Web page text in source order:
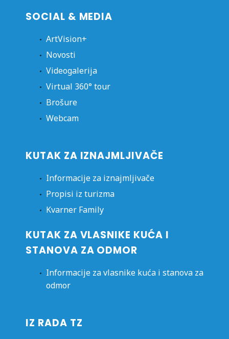
SOCIAL & MEDIA
ArtVision+
Novosti
Videogalerija
Virtual 360° tour
Brošure
Webcam
KUTAK ZA IZNAJMLJIVAČE
Informacije za iznajmljivače
Propisi iz turizma
Kvarner Family
KUTAK ZA VLASNIKE KUĆA I
STANOVA ZA ODMOR
Informacije za vlasnike kuća i stanova za
odmor
IZ RADA TZ